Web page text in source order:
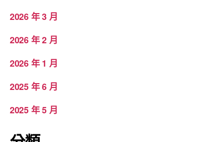
2026 年 3 月
2026 年 2 月
2026 年 1 月
2025 年 6 月
2025 年 5 月